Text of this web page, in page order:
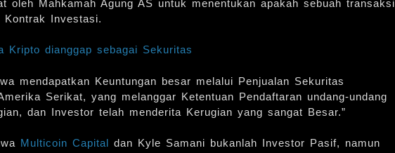
oleh Mahkamah Agung AS untuk menentukan apakah sebuah transaksi
Investasi.
Kripto dianggap sebagai Sekuritas
mendapatkan Keuntungan besar melalui Penjualan Sekuritas
Serikat, yang melanggar Ketentuan Pendaftaran undang-undang
dan Investor telah menderita Kerugian yang sangat Besar.”
Multicoin Capital dan Kyle Samani bukanlah Investor Pasif, namun